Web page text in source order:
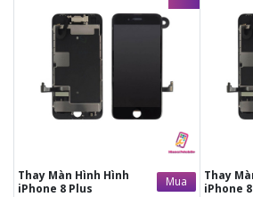
Thay Màn Hình Hình
iPhone 8 Plus
Mua
Liên hệ 1.250.000đ
Thời gian lấy máy 30 phút
Tư vấn giải đáp rõ ràng
Xem trực tiếp quá trình
thay màn
Tùy ý lựa chọn màn
hình thay
Bảo hành 12 tháng
Giá trên đã bao gồm công
thợ, không phát sinh chi
Thay
iPhone
Liên